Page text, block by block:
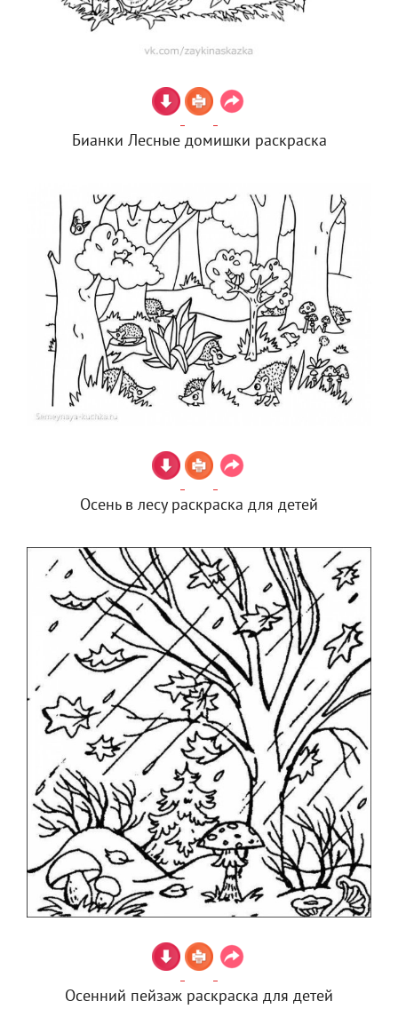
Бианки Лесные домишки раскраска
Осень в лесу раскраска для детей
Осенний пейзаж раскраска для детей